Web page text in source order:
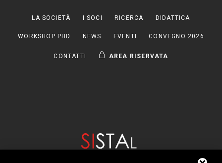
LA SOCIETÀ I SOCI RICERCA DIDATTICA
WORKSHOP PHD NEWS EVENTI CONVEGNO 2026
CONTATTI AREA RISERVATA